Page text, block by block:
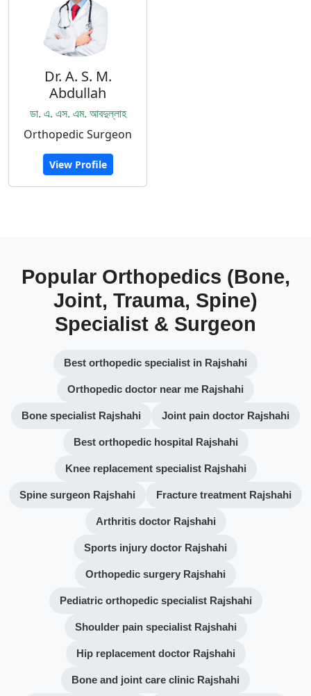
Dr. A. S. M.
Abdullah
ডা. এ. এস. এম. আবদুল্লাহ
Orthopedic Surgeon
View Profile
Popular Orthopedics (Bone,
Joint, Trauma, Spine)
Specialist & Surgeon
Best orthopedic specialist in Rajshahi
Orthopedic doctor near me Rajshahi
Bone specialist Rajshahi Joint pain doctor Rajshahi
Best orthopedic hospital Rajshahi
Knee replacement specialist Rajshahi
Spine surgeon Rajshahi Fracture treatment Rajshahi
Arthritis doctor Rajshahi
Sports injury doctor Rajshahi
Orthopedic surgery Rajshahi
Pediatric orthopedic specialist Rajshahi
Shoulder pain specialist Rajshahi
Hip replacement doctor Rajshahi
Bone and joint care clinic Rajshahi